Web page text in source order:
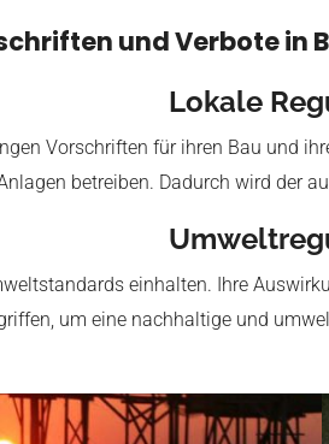
und Verbote in
Lokale
Vorschriften für ihren Bau und
betreiben. Dadurch wird der
einhalten. Ihre
um eine nachhaltige und